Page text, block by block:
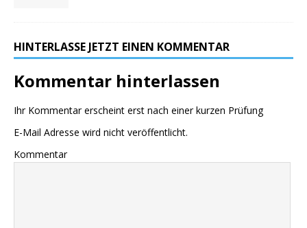
HINTERLASSE JETZT EINEN KOMMENTAR
Kommentar hinterlassen
Ihr Kommentar erscheint erst nach einer kurzen Prüfung
E-Mail Adresse wird nicht veröffentlicht.
Kommentar